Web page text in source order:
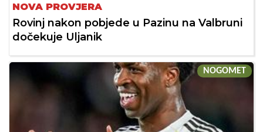
NOVA PROVJERA
Rovinj nakon pobjede u Pazinu na Valbruni
dočekuje Uljanik
NOGOMET